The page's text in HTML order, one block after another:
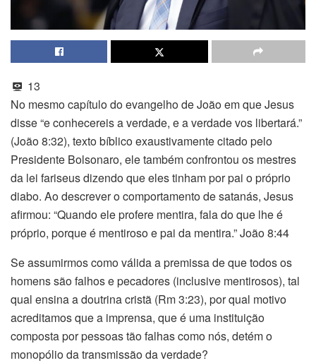
13
No mesmo capítulo do evangelho de João em que Jesus
disse “e conhecereis a verdade, e a verdade vos libertará.”
(João 8:32), texto bíblico exaustivamente citado pelo
Presidente Bolsonaro, ele também confrontou os mestres
da lei fariseus dizendo que eles tinham por pai o próprio
diabo. Ao descrever o comportamento de satanás, Jesus
afirmou: “Quando ele profere mentira, fala do que lhe é
próprio, porque é mentiroso e pai da mentira.” João 8:44
Se assumirmos como válida a premissa de que todos os
homens são falhos e pecadores (inclusive mentirosos), tal
qual ensina a doutrina cristã (Rm 3:23), por qual motivo
acreditamos que a imprensa, que é uma instituição
composta por pessoas tão falhas como nós, detém o
monopólio da transmissão da verdade?